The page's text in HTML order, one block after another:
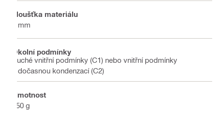
Tloušťka materiálu
4 mm
Okolní podmínky
Suché vnitřní podmínky (C1) nebo vnitřní podmínky
s dočasnou kondenzací (C2)
Hmotnost
250 g